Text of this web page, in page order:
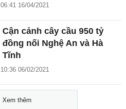
06:41 16/04/2021
Cận cảnh cây cầu 950 tỷ
đồng nối Nghệ An và Hà
Tĩnh
10:36 06/02/2021
Xem thêm